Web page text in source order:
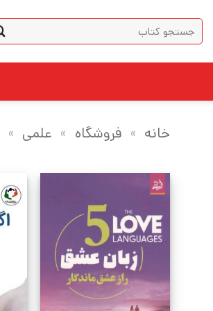
content
جستجو
برای:
خانه » فروشگاه » علمی »